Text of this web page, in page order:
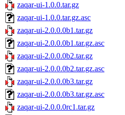
zaqar-ui-1.0.0.tar.gz
zaqar-ui-1.0.0.tar.gz.asc
zaqar-ui-2.0.0.0b1.tar.gz
zaqar-ui-2.0.0.0b1.tar.gz.asc
zaqar-ui-2.0.0.0b2.tar.gz
zaqar-ui-2.0.0.0b2.tar.gz.asc
zaqar-ui-2.0.0.0b3.tar.gz
zaqar-ui-2.0.0.0b3.tar.gz.asc
zaqar-ui-2.0.0.0rc1.tar.gz